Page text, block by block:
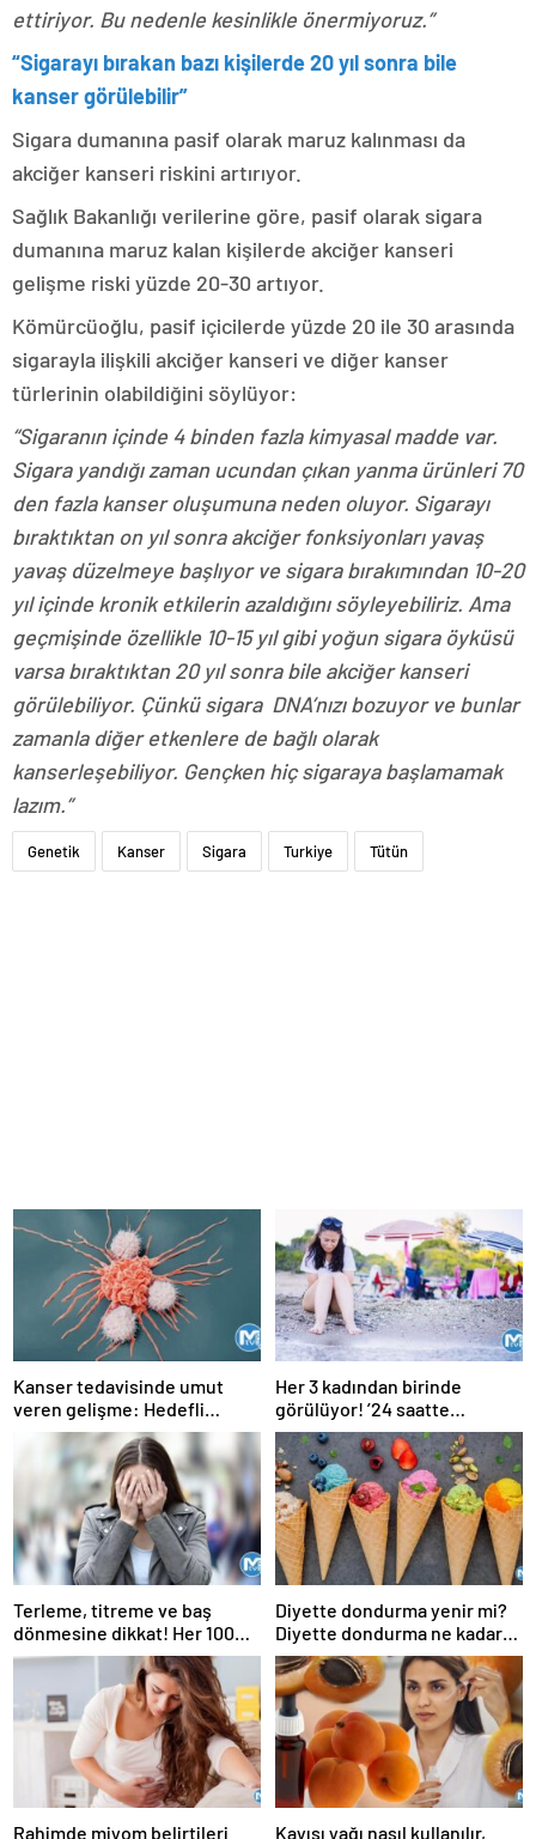
ettiriyor. Bu nedenle kesinlikle önermiyoruz.”
“Sigarayı bırakan bazı kişilerde 20 yıl sonra bile
kanser görülebilir”
Sigara dumanına pasif olarak maruz kalınması da
akciğer kanseri riskini artırıyor.
Sağlık Bakanlığı verilerine göre, pasif olarak sigara
dumanına maruz kalan kişilerde akciğer kanseri
gelişme riski yüzde 20-30 artıyor.
Kömürcüoğlu, pasif içicilerde yüzde 20 ile 30 arasında
sigarayla ilişkili akciğer kanseri ve diğer kanser
türlerinin olabildiğini söylüyor:
“Sigaranın içinde 4 binden fazla kimyasal madde var.
Sigara yandığı zaman ucundan çıkan yanma ürünleri 70
den fazla kanser oluşumuna neden oluyor. Sigarayı
bıraktıktan on yıl sonra akciğer fonksiyonları yavaş
yavaş düzelmeye başlıyor ve sigara bırakımından 10-20
yıl içinde kronik etkilerin azaldığını söyleyebiliriz. Ama
geçmişinde özellikle 10-15 yıl gibi yoğun sigara öyküsü
varsa bıraktıktan 20 yıl sonra bile akciğer kanseri
görülebiliyor. Çünkü sigara DNA’nızı bozuyor ve bunlar
zamanla diğer etkenlere de bağlı olarak
kanserleşebiliyor. Gençken hiç sigaraya başlamamak
lazım.”
Genetik Kanser Sigara Turkiye Tütün
Kanser tedavisinde umut
veren gelişme: Hedefli
kemoterapi hapı
Her 3 kadından birinde
görülüyor! ’24 saatte
geçmiyorsa doktora
başvurulmalı’
Terleme, titreme ve baş
dönmesine dikkat! Her 100
kişiden 13’ünde görülüyor
Diyette dondurma yenir mi?
Diyette dondurma ne kadar
yenir, ne zaman yenir?
Rahimde miyom belirtileri Kayısı yağı nasıl kullanılır,